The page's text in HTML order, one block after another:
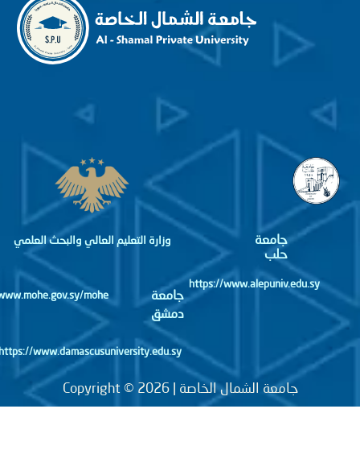
جامعة
https://www.alepuniv.edu.sy
جامعة
دمشق
وزارة التعليم العالي والبحث العلمي
http://www.mohe.gov.sy/mohe
جامعة الشمال الخاصة | Copyright © 2026